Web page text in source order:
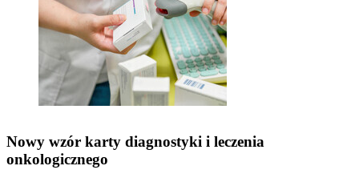
Nowy wzór karty diagnostyki i leczenia
onkologicznego